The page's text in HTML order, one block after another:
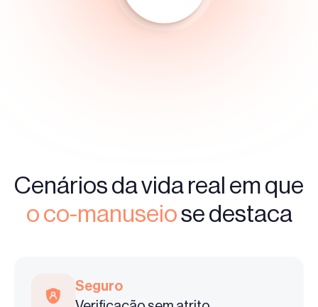
Cenários da vida real em que
o co-manuseiose destaca
Seguro